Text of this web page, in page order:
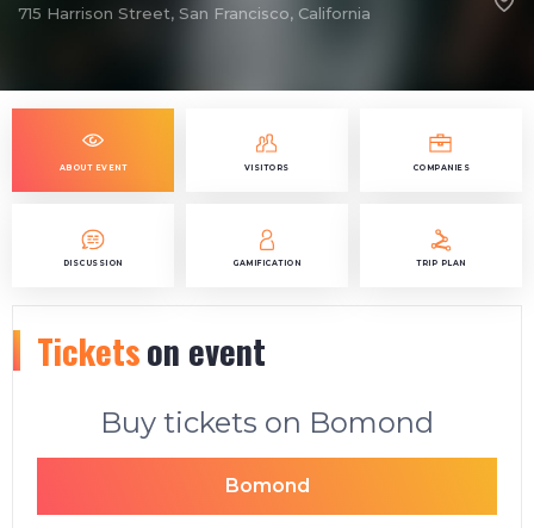
715 Harrison Street, San Francisco, California
ABOUT EVENT VISITORS COMPANIES
DISCUSSION GAMIFICATION TRIP PLAN
Ticketson event
Buy tickets on Bomond
Bomond